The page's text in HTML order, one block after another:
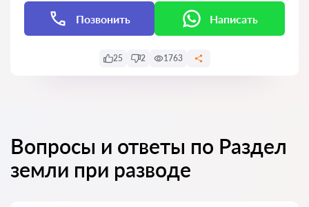
Позвонить Написать
25 2 1763
Вопросы и ответы по Раздел
земли при разводе